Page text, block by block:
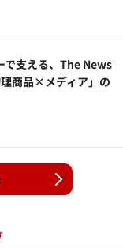
で支える、The News
商品×メディア」の